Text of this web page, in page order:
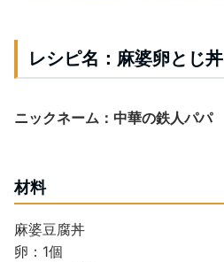
レシピ名：麻婆卵とじ丼
ニックネーム：中華の鉄人パパ
材料
麻婆豆腐丼
卵：1個